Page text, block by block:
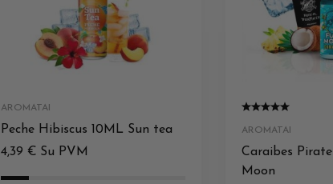
AROMATAI
Peche Hibiscus 10ML Sun tea
4,39 € Su PVM
AROMATAI
Caraibes
Moon